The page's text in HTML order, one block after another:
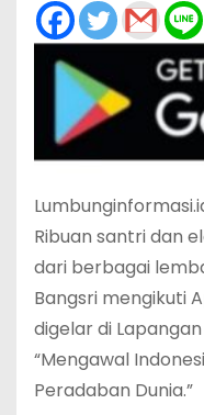
Ribuan santri dan
dari berbagai
Bangsri mengikuti
digelar di
“Mengawal
Peradaban Dunia.”